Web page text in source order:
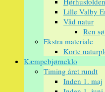
Lille Valby
Våd natur
Ren
Ekstra materiale
Korte
Kæmpebjørneklo
Timing året rundt
Inden 1. maj